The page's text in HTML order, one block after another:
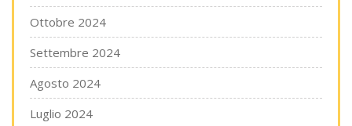
Ottobre 2024
Settembre 2024
Agosto 2024
Luglio 2024